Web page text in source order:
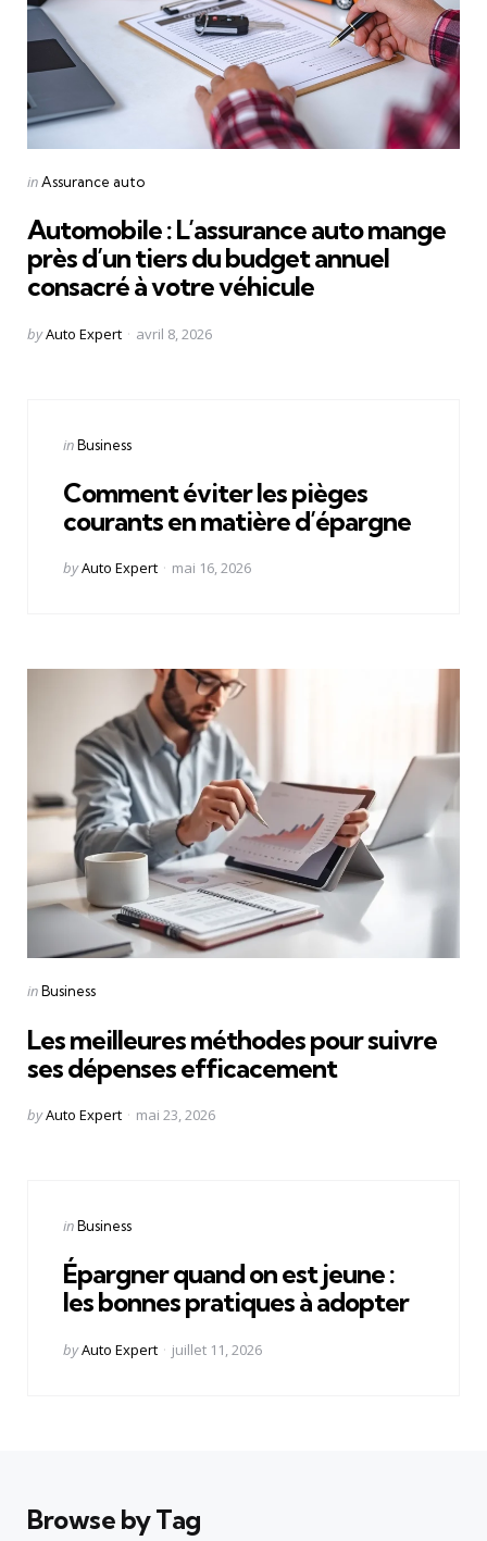
Categories
Posted
inAssurance auto
Automobile : L’assurance auto mange
près d’un tiers du budget annuel
consacré à votre véhicule
Posted
byAuto Expert avril 8, 2026
Categories
Posted
inBusiness
Comment éviter les pièges
courants en matière d’épargne
Posted
byAuto Expert mai 16, 2026
Categories
Posted
inBusiness
Les meilleures méthodes pour suivre
ses dépenses efficacement
Posted
byAuto Expert mai 23, 2026
Categories
Posted
inBusiness
Épargner quand on est jeune :
les bonnes pratiques à adopter
Posted
byAuto Expert juillet 11, 2026
Browse by Tag